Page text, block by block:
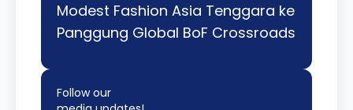
Modest Fashion Asia Tenggara ke
Panggung Global BoF Crossroads
Follow our